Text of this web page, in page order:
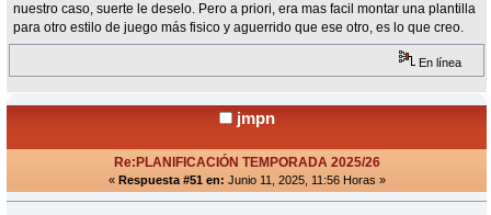
nuestro caso, suerte le deselo. Pero a priori, era mas facil montar una plantilla
para otro estilo de juego más fisico y aguerrido que ese otro, es lo que creo.
En línea
jmpn
Re:PLANIFICACIÓN TEMPORADA 2025/26
« Respuesta #51 en: Junio 11, 2025, 11:56 Horas »